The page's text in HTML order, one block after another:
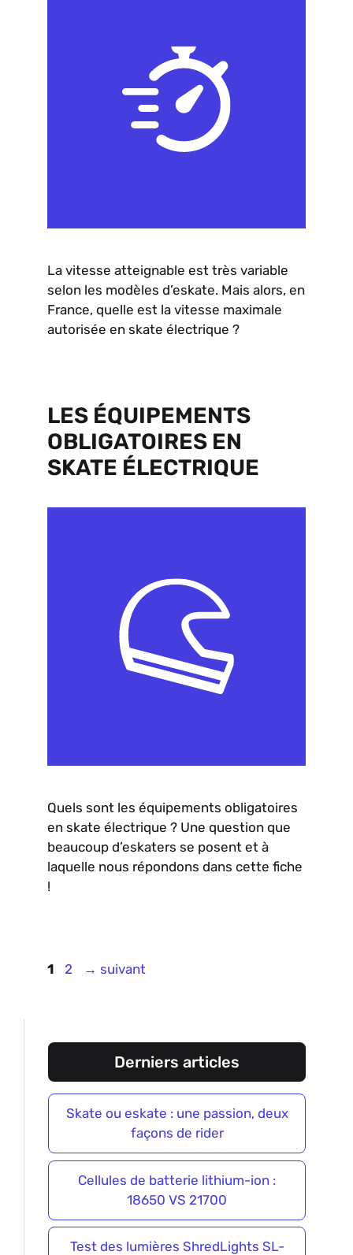
La vitesse atteignable est très variable
selon les modèles d’eskate. Mais alors, en
France, quelle est la vitesse maximale
autorisée en skate électrique ?
LES ÉQUIPEMENTS
OBLIGATOIRES EN
SKATE ÉLECTRIQUE
Quels sont les équipements obligatoires
en skate électrique ? Une question que
beaucoup d’eskaters se posent et à
laquelle nous répondons dans cette fiche
!
Page
1 Page
2 → suivant
Derniers articles
Skate ou eskate : une passion, deux
façons de rider
Cellules de batterie lithium-ion :
18650 VS 21700
Test des lumières ShredLights SL-